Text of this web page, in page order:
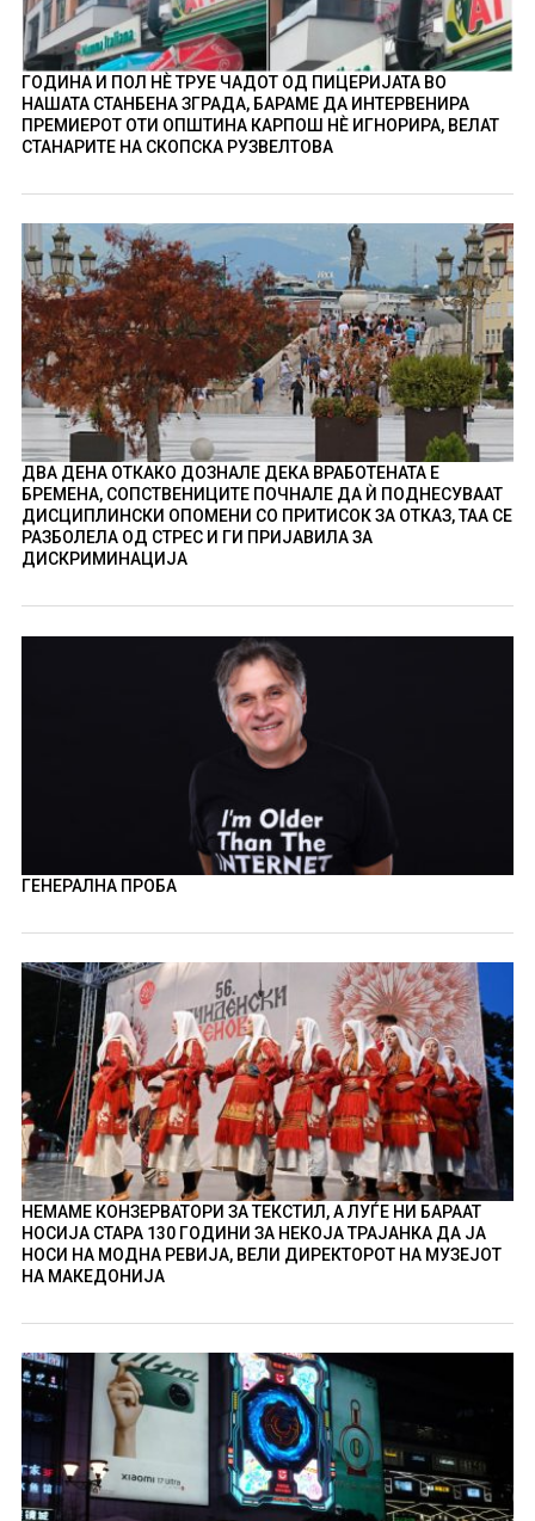
ГОДИНА И ПОЛ НÈ ТРУЕ ЧАДОТ ОД ПИЦЕРИЈАТА ВО
НАШАТА СТАНБЕНА ЗГРАДА, БАРАМЕ ДА ИНТЕРВЕНИРА
ПРЕМИЕРОТ ОТИ ОПШТИНА КАРПОШ НÈ ИГНОРИРА, ВЕЛАТ
СТАНАРИТЕ НА СКОПСКА РУЗВЕЛТОВА
ДВА ДЕНА ОТКАКО ДОЗНАЛЕ ДЕКА ВРАБОТЕНАТА Е
БРЕМЕНА, СОПСТВЕНИЦИТЕ ПОЧНАЛЕ ДА Ѝ ПОДНЕСУВААТ
ДИСЦИПЛИНСКИ ОПОМЕНИ СО ПРИТИСОК ЗА ОТКАЗ, ТАА СЕ
РАЗБОЛЕЛА ОД СТРЕС И ГИ ПРИЈАВИЛА ЗА
ДИСКРИМИНАЦИЈА
ГЕНЕРАЛНА ПРОБА
НЕМАМЕ КОНЗЕРВАТОРИ ЗА ТЕКСТИЛ, А ЛУЃЕ НИ БАРААТ
НОСИЈА СТАРА 130 ГОДИНИ ЗА НЕКОЈА ТРАЈАНКА ДА ЈА
НОСИ НА МОДНА РЕВИЈА, ВЕЛИ ДИРЕКТОРОТ НА МУЗЕЈОТ
НА МАКЕДОНИЈА